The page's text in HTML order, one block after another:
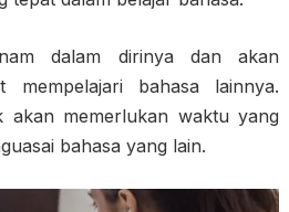
dalam dirinya dan akan
bahasa lainnya.
akan memerlukan waktu yang
bahasa yang lain.